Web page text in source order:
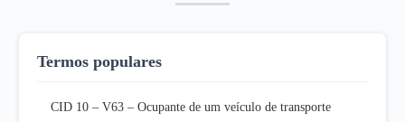
Termos populares
CID 10 – V63 – Ocupante de um veículo de transporte